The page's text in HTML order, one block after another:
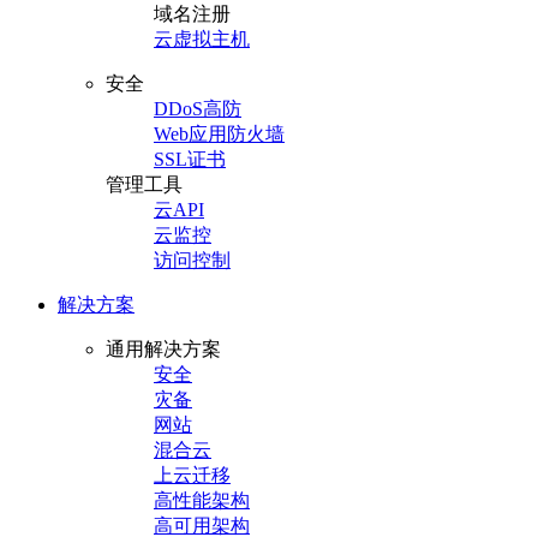
域名注册
云虚拟主机
安全
DDoS高防
Web应用防火墙
SSL证书
管理工具
云API
云监控
访问控制
解决方案
通用解决方案
安全
灾备
网站
混合云
上云迁移
高性能架构
高可用架构